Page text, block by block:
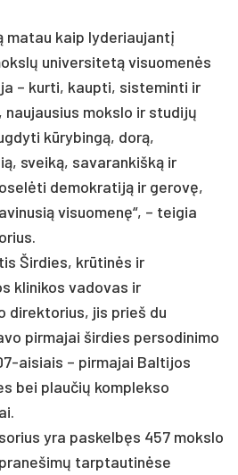
matau kaip lyderiaujantį
universitetą visuomenės
– kurti, kaupti, sisteminti ir
mokslo ir studijų
kūrybingą, dorą,
sveiką, savarankišką ir
demokratiją ir gerovę,
visuomenę“, – teigia
Širdies, krūtinės ir
klinikos vadovas ir
direktorius, jis prieš du
pirmajai širdies persodinimo
aisiais – pirmajai Baltijos
bei plaučių komplekso
yra paskelbęs 457 mokslo
tarptautinėse